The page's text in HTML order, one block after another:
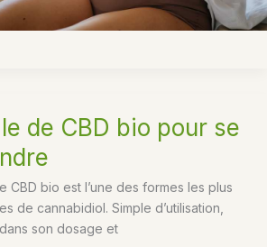
de CBD bio pour se
CBD bio est l’une des formes les plus
de cannabidiol. Simple d’utilisation,
son dosage et